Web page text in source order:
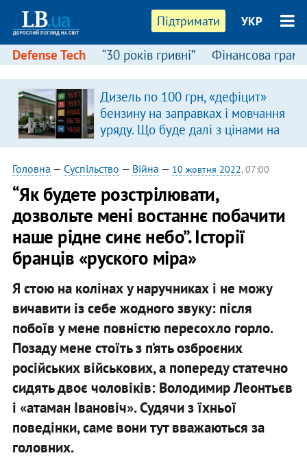
Підтримати УКР
Defense Tech “30 років гривні” Фінансова
Дизель по 100 грн, «дефіцит»
бензину на заправках і мовчання
уряду. Що буде далі з цінами на
пальне?
Головна — Суспільство — Війна — 10 жовтня 2022, 07:00
“Як будете розстрілювати,
дозвольте мені востаннє побачити
наше рідне синє небо”. Історії
бранців «руского міра»
Я стою на колінах у наручниках і не можу
вичавити із себе жодного звуку: після
побоїв у мене повністю пересохло горло.
Позаду мене стоїть з п’ять озброєних
російських військових, а попереду статечно
сидять двоє чоловіків: Володимир Леонтьєв
і «атаман Івановіч». Судячи з їхньої
поведінки, саме вони тут вважаються за
головних.